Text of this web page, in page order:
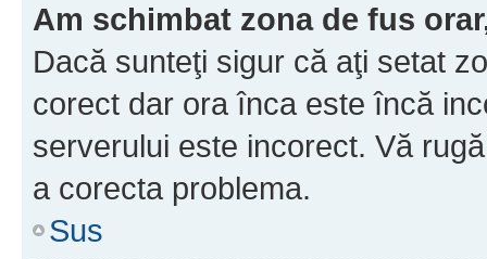
Am schimbat zona de fus
Dacă sunteţi sigur că aţi setat
corect dar ora înca este încă
serverului este incorect. Vă
a corecta problema.
Sus